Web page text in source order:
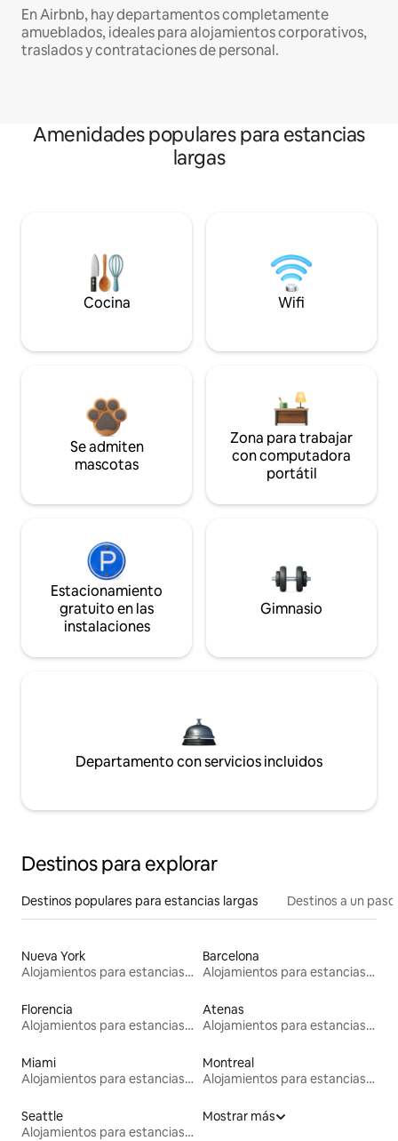
En Airbnb, hay departamentos completamente
amueblados, ideales para alojamientos corporativos,
traslados y contrataciones de personal.
Amenidades populares para estancias
largas
Cocina Wifi
Se admiten
mascotas
Zona para trabajar
con computadora
portátil
Estacionamiento
gratuito en las
instalaciones
Gimnasio
Departamento con servicios incluidos
Destinos para explorar
Destinos populares para estancias largas Destinos a un
Nueva York
Alojamientos para estancias largas
Barcelona
Alojamientos para estancias largas
Florencia
Alojamientos para estancias largas
Atenas
Alojamientos para estancias largas
Miami
Alojamientos para estancias largas
Montreal
Alojamientos para estancias largas
Seattle
Alojamientos para estancias largas
Mostrar más